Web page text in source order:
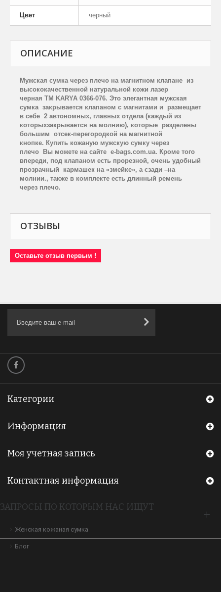
Цвет черный
ОПИСАНИЕ
Мужская сумка через плечо на магнитном клапане из
высококачественной натуральной кожи лазер
черная TM KARYA 0366-076. Это элегантная мужская
сумка закрывается клапаном с магнитами и размещает
в себе 2 автономных, главных отдела (каждый из
которыхзакрывается на молнию), которые разделены
большим отсек-перегородкой на магнитной
кнопке. Купить кожаную мужскую сумку через
плечо Вы можете на сайте e-bags.com.ua. Кроме того
впереди, под клапаном есть прорезной, очень удобный
прозрачный кармашек на «змейке», а сзади –на
молнии., также в комплекте есть длинный ремень
через плечо.
ОТЗЫВЫ
Оставьте отзыв первым !
Категории
Информация
Моя учетная запись
Контактная информация
ЗАПРОСЫ ПО КОТОРЫМ НАС ИЩУТ
Женская кожаная сумка
Блог